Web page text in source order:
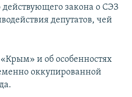
закона о СЭЗ
депутатов, чей
и об особенностях
оккупированной